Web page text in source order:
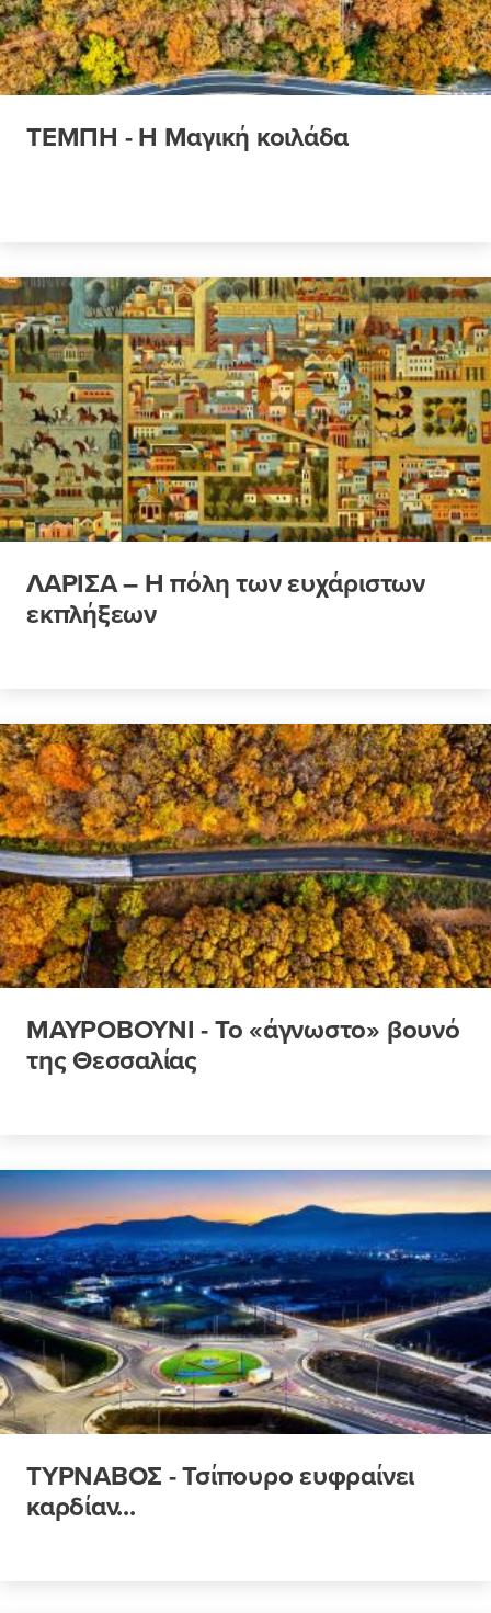
ΤΕΜΠΗ - Η Μαγική κοιλάδα
ΛΑΡΙΣΑ – Η πόλη των ευχάριστων
εκπλήξεων
ΜΑΥΡΟΒΟΥΝΙ - Το «άγνωστο» βουνό
της Θεσσαλίας
ΤΥΡΝΑΒΟΣ - Τσίπουρο ευφραίνει
καρδίαν...